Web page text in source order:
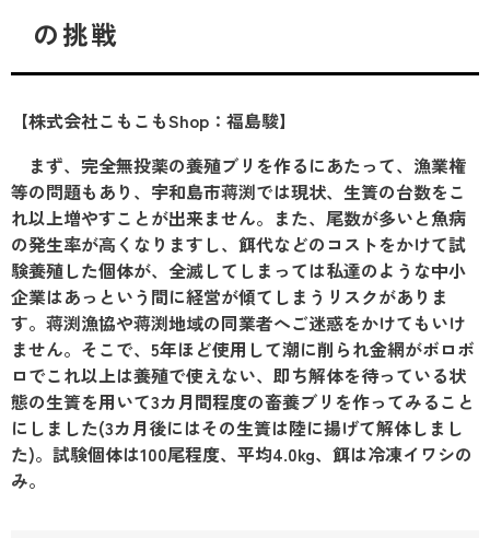
の挑戦
【株式会社こもこもShop：福島駿】
まず、完全無投薬の養殖ブリを作るにあたって、漁業権
等の問題もあり、宇和島市蒋渕では現状、生簀の台数をこ
れ以上増やすことが出来ません。また、尾数が多いと魚病
の発生率が高くなりますし、餌代などのコストをかけて試
験養殖した個体が、全滅してしまっては私達のような中小
企業はあっという間に経営が傾てしまうリスクがありま
す。蒋渕漁協や蒋渕地域の同業者へご迷惑をかけてもいけ
ません。そこで、5年ほど使用して潮に削られ金網がボロボ
ロでこれ以上は養殖で使えない、即ち解体を待っている状
態の生簀を用いて3カ月間程度の畜養ブリを作ってみること
にしました(3カ月後にはその生簀は陸に揚げて解体しまし
た)。試験個体は100尾程度、平均4.0kg、餌は冷凍イワシの
み。